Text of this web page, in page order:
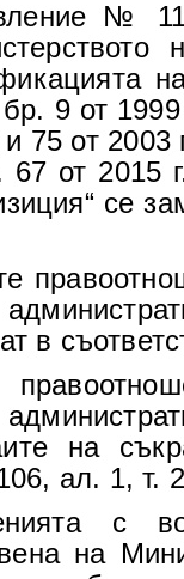
№ 11
9 от
75 от
от 2015
се
в
на
ал. 1, т.
с
на